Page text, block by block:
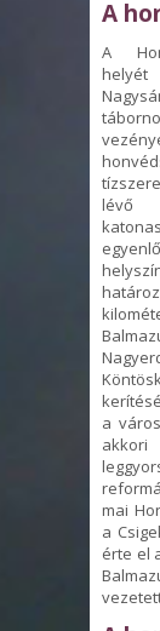
A
A
a
mai
a
érte el